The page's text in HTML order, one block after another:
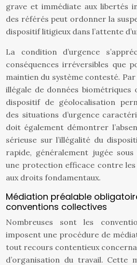
grave et immédiate aux libertés
des référés peut ordonner la
dispositif litigieux dans l’attente
La condition d’urgence
conséquences irréversibles que
maintien du système contesté.
illégale de données biométriques
dispositif de géolocalisation
des situations d’urgence
doit également démontrer
sérieuse sur l’illégalité du
rapide, généralement jugée
une protection efficace contre les
aux droits fondamentaux.
Médiation préalable
conventions collectives
Nombreuses sont les
imposent une procédure de
tout recours contentieux
d’organisation du travail. Cette